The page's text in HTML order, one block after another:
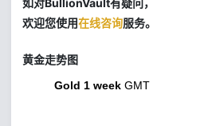
如对BullionVault有疑问，
欢迎您使用在线咨询服务。
黄金走势图
Gold 1 week GMT